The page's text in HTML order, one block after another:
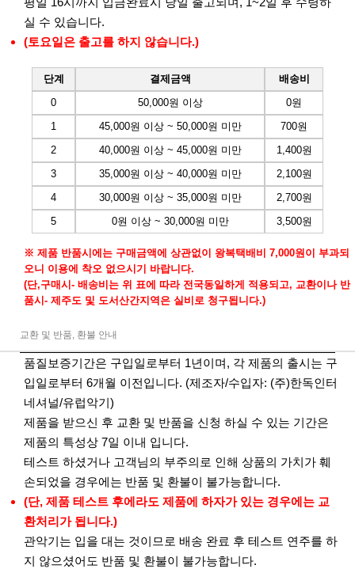
실 수 있습니다.
(토요일은 출고를 하지 않습니다.)
단계 결제금액
배송비
0
50,000원 이상
0원
1
45,000원 이상 ~ 50,000원 미만
700원
2
40,000원 이상 ~ 45,000원 미만
1,400원
3
35,000원 이상 ~ 40,000원 미만
2,100원
4
30,000원 이상 ~ 35,000원 미만
2,700원
5
0원 이상 ~ 30,000원 미만 3,500원
※ 제품 반품시에는 구매금액에 상관없이 왕복택배비 7,000원이 부과되
오니 이용에 착오 없으시기 바랍니다.
(단,구매시- 배송비는 위 표에 따라 전국동일하게 적용되고, 교환이나 반
품시- 제주도 및 도서산간지역은 실비로 청구됩니다.)
교환 및 반품, 환불 안내
품질보증기간은 구입일로부터 1년이며, 각 제품의 출시는 구
입일로부터 6개월 이전입니다. (제조자/수입자: (주)한독인터
네셔널/유럽악기)
제품을 받으신 후 교환 및 반품을 신청 하실 수 있는 기간은
제품의 특성상 7일 이내 입니다.
테스트 하셨거나 고객님의 부주의로 인해 상품의 가치가 훼
손되었을 경우에는 반품 및 환불이 불가능합니다.
(단, 제품 테스트 후에라도 제품에 하자가 있는 경우에는 교
환처리가 됩니다.)
관악기는 입을 대는 것이므로 배송 완료 후 테스트 연주를 하
지 않으셨어도 반품 및 환불이 불가능합니다.